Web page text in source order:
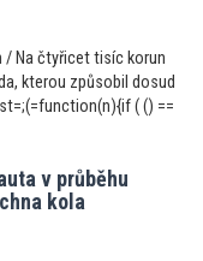
/ Na čtyřicet tisíc korun
kterou způsobil dosud
( () ==
v průběhu
kola